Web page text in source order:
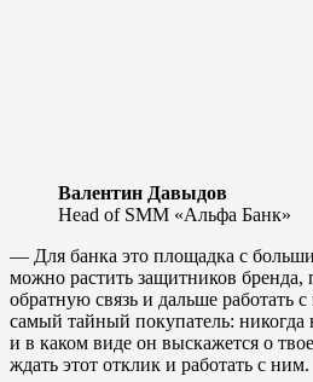
Валентин Давыдов
Head of SMM «Альфа Банк»
— Для банка это площадка с
можно растить защитников бренда,
обратную связь и дальше работать
самый тайный покупатель: никогда
и в каком виде он выскажется о
ждать этот отклик и работать с ним.